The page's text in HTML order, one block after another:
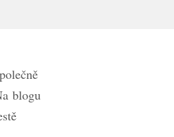
blogu